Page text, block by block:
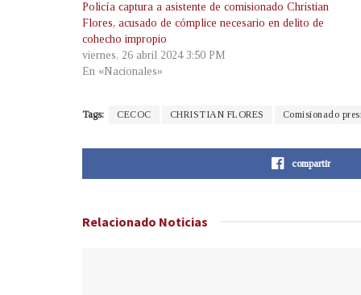
Policía captura a asistente de comisionado Christian
Flores, acusado de cómplice necesario en delito de
cohecho impropio
viernes, 26 abril 2024 3:50 PM
En «Nacionales»
Tags: CECOC CHRISTIAN FLORES Comisionado
compartir
Relacionado Noticias